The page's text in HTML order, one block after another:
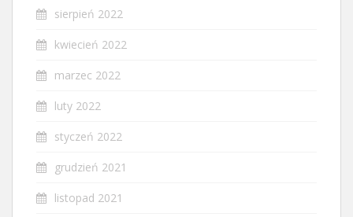
sierpień 2022
kwiecień 2022
marzec 2022
luty 2022
styczeń 2022
grudzień 2021
listopad 2021